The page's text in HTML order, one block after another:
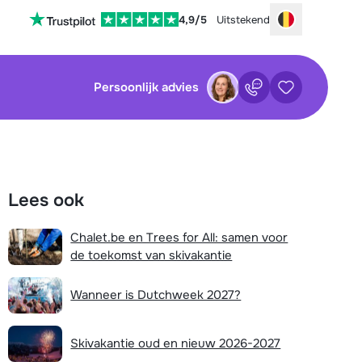
4,9/5 Uitstekend Choose your
Persoonlijk advies Contact
is op dit moment helaas
Je kan wel alvast de volgende opties
Vul het contactformulier in
Mail naar info@chalet.be
Stuur een WhatsApp-bericht
Bewaarde
zoekopdrachten
Nog geen bewaarde zoekopdrachten
Lees ook
Chalet.be en Trees for All: samen voor
de toekomst van skivakantie
Wanneer is Dutchweek 2027?
Skivakantie oud en nieuw 2026-2027